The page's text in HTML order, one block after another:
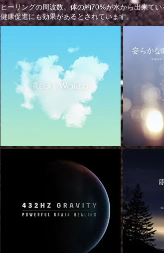
ヒーリングの周波数。体の約70%が水から出来て
健康促進にも効果があるとされています。